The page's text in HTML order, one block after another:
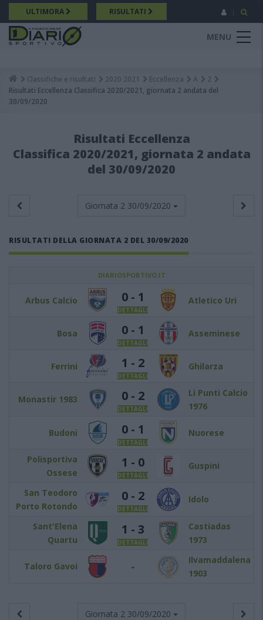
Salta
al
contenuto
principale
ULTIMORA RISULTATI
MENU
Breadcrumb
Classifiche e risultati 2020 2021 Eccellenza A
2
Risultati Eccellenza Classifica 2020/2021, giornata 2 andata del
30/09/2020
Risultati Eccellenza
Classifica 2020/2021, giornata 2 andata
del 30/09/2020
Giornata 2 30/09/2020
RISULTATI DELLA GIORNATA 2 DEL 30/09/2020
DIARIOSPORTIVO.IT
Arbus Calcio 0 - 1
DETTAGLI
Atletico Uri
Bosa 0 - 1
DETTAGLI
Asseminese
Ferrini 1 - 2
DETTAGLI
Ghilarza
Monastir 1983 0 - 2
DETTAGLI
Li Punti Calcio
1976
Budoni 0 - 1
DETTAGLI
Nuorese
Polisportiva
Ossese
1 - 0
DETTAGLI
Guspini
San Teodoro
Porto Rotondo
0 - 2
DETTAGLI
Idolo
Sant'Elena
Quartu
1 - 3
DETTAGLI
Castiadas
1973
Taloro Gavoi -
Ilvamaddalena
1903
Giornata 2 30/09/2020